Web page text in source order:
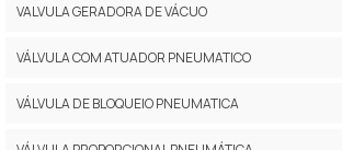
VALVULA GERADORA DE VÁCUO
VÁLVULA COM ATUADOR PNEUMATICO
VÁLVULA DE BLOQUEIO PNEUMATICA